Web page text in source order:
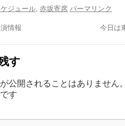
ジュール, 赤坂寄席 パーマリンク
情報 今日は
す
公開されることはありません
す